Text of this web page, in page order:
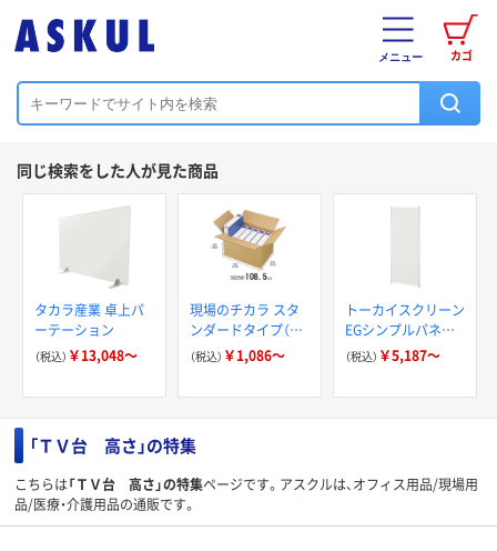
カゴ
メニュー
同じ検索をした人が見た商品
タカラ産業 卓上パ
ーテーション
（税込） ￥13,048～
現場のチカラ スタ
ンダードタイプ（K
ライナー）無地ダン
ボール箱 FSC認証
（税込） ￥1,086～
トーカイスクリーン
EGシンプルパネル
パーティション
（税込） ￥5,187～
「ＴＶ台 高さ」の特集
こちらは「ＴＶ台 高さ」の特集ページです。アスクルは、オフィス用品/現場用
品/医療・介護用品の通販です。